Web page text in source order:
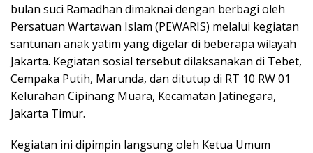
bulan suci Ramadhan dimaknai dengan berbagi oleh
Persatuan Wartawan Islam (PEWARIS) melalui kegiatan
santunan anak yatim yang digelar di beberapa wilayah
Jakarta. Kegiatan sosial tersebut dilaksanakan di Tebet,
Cempaka Putih, Marunda, dan ditutup di RT 10 RW 01
Kelurahan Cipinang Muara, Kecamatan Jatinegara,
Jakarta Timur.
Kegiatan ini dipimpin langsung oleh Ketua Umum